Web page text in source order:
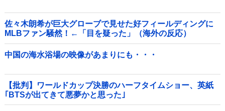
佐々木朗希が巨大グローブで見せた好フィールディングに
MLBファン騒然！←「目を疑った」（海外の反応）
中国の海水浴場の映像があまりにも・・・
【批判】ワールドカップ決勝のハーフタイムショー、英紙
｢BTSが出てきて悪夢かと思った｣